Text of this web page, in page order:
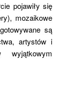
pojawiły się
mozaikowe
są
artystów i
wyjątkowym